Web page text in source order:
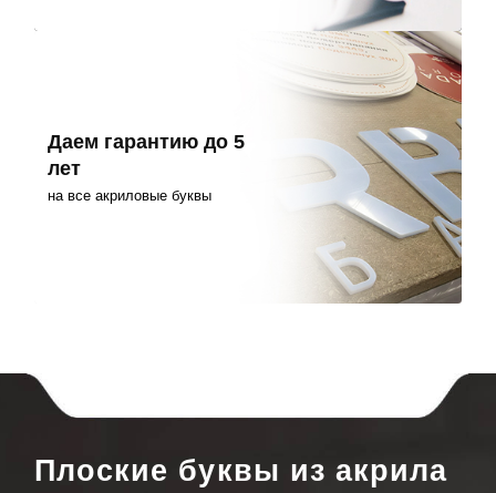
Даем гарантию до 5
лет
на все акриловые буквы
Плоские буквы из акрила